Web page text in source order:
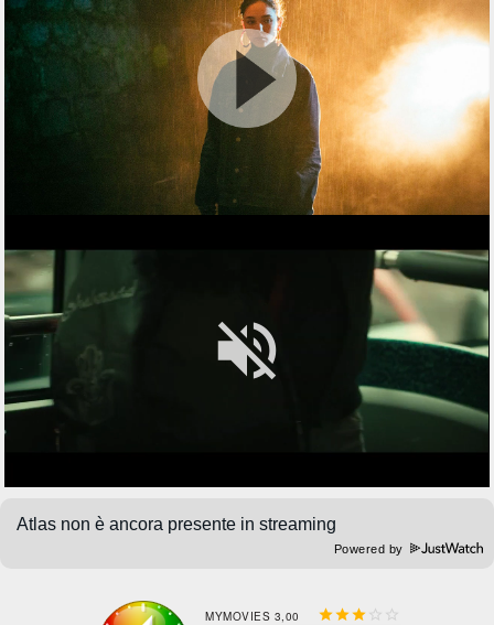

Powered by
MYMOVIES 3,00   